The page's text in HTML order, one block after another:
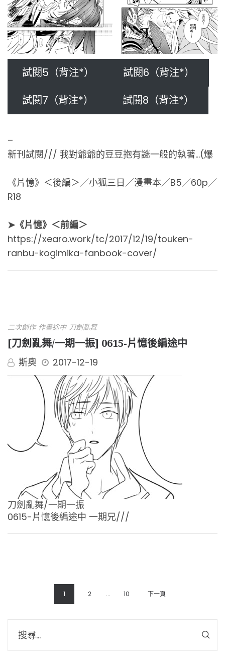
試閱5（背注*）
試閱6（背注*）
試閱7（背注*）
試閱8（背注*）
–
新刊試閱/// 我對爺爺的豆豆抱有謎一般的執著…(爆
《片憶》＜後編＞／小狐三日／漫畫本／B5／60p／
R18
➤《片憶》＜前編＞
https://xearo.work/tc/2017/12/19/touken-
ranbu-kogimika-fanbook-cover/
二次創作 作畫途中 刀劍亂舞
[刀劍亂舞/一期一振] 0615-片憶後編途中
斯奧 2017-12-19
刀劍亂舞/一期一振
0615-片憶後編途中 一期兄///
1 2 ... 10 下一頁